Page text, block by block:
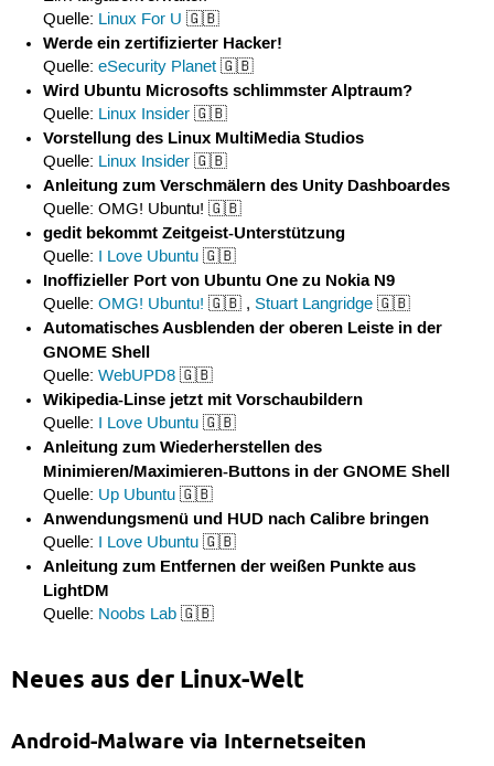
Quelle: Linux For U 🇬🇧
Werde ein zertifizierter Hacker!
Quelle:eSecurity Planet 🇬🇧
Wird Ubuntu Microsofts schlimmster Alptraum?
Quelle: Linux Insider 🇬🇧
Vorstellung des Linux MultiMedia Studios
Quelle: Linux Insider 🇬🇧
Anleitung zum Verschmälern des Unity Dashboardes
Quelle: OMG! Ubuntu! 🇬🇧
gedit bekommt Zeitgeist-Unterstützung
Quelle: I Love Ubuntu 🇬🇧
Inoffizieller Port von Ubuntu One zu Nokia N9
Quelle:OMG! Ubuntu! 🇬🇧 ,Stuart Langridge 🇬🇧
Automatisches Ausblenden der oberen Leiste in der
GNOME Shell
Quelle:WebUPD8 🇬🇧
Wikipedia-Linse jetzt mit Vorschaubildern
Quelle: I Love Ubuntu 🇬🇧
Anleitung zum Wiederherstellen des
Minimieren/Maximieren-Buttons in der GNOME Shell
Quelle: Up Ubuntu 🇬🇧
Anwendungsmenü und HUD nach Calibre bringen
Quelle: I Love Ubuntu 🇬🇧
Anleitung zum Entfernen der weißen Punkte aus
LightDM
Quelle: Noobs Lab 🇬🇧
Neues aus der Linux-Welt
Android-Malware via Internetseiten